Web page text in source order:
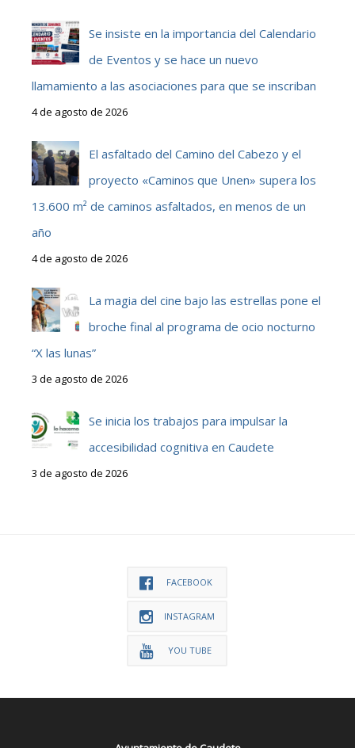
Se insiste en la importancia del Calendario
de Eventos y se hace un nuevo
llamamiento a las asociaciones para que se inscriban
4 de agosto de 2026
El asfaltado del Camino del Cabezo y el
proyecto «Caminos que Unen» supera los
13.600 m² de caminos asfaltados, en menos de un
año
4 de agosto de 2026
La magia del cine bajo las estrellas pone el
broche final al programa de ocio nocturno
“X las lunas”
3 de agosto de 2026
Se inicia los trabajos para impulsar la
accesibilidad cognitiva en Caudete
3 de agosto de 2026
FACEBOOK
INSTAGRAM
YOU TUBE